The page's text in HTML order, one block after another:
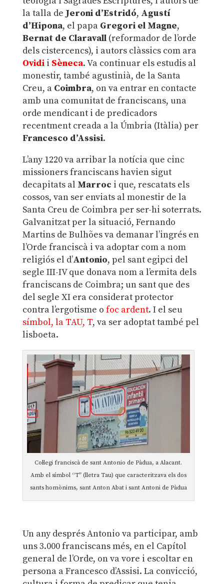
la talla de Jeroni d’Estridó, Agustí
d’Hipona, el papa Gregori el Magne,
Bernat de Claravall(reformador de l’orde
dels cistercencs), i autors clàssics com ara
Ovidii Sèneca. Va continuar els estudis al
monestir, també agustinià, de la Santa
Creu, a Coimbra, on va entrar en contacte
amb una comunitat de franciscans, una
orde mendicant i de predicadors
recentment creada a la Úmbria (Itàlia) per
Francesco d’Assisi.
L’any 1220 va arribar la notícia que cinc
missioners franciscans havien sigut
decapitats al Marroc i que, rescatats els
cossos, van ser enviats al monestir de la
Santa Creu de Coimbra per ser-hi soterrats.
Galvanitzat per la situació, Fernando
Martins de Bulhões va demanar l’ingrés en
l’Orde franciscà i va adoptar com a nom
religiós el d’Antonio, pel sant egipci del
segle III-IV que donava nom a l’ermita dels
franciscans de Coimbra; un sant que des
del segle XI era considerat protector
contra l’ergotisme o foc ardent. I el seu
símbol, la TAU, T, va ser adoptat també pel
lisboeta.
Col·legi franciscà de sant Antonio de Pàdua, a Alacant.
Amb el símbol “T” (lletra Tau) que caracteritzava els dos
sants homònims, sant Anton Abat i sant Antoni de Pàdua
Un any després Antonio va participar, amb
uns 3.000 franciscans més, en el Capítol
general de l’Orde, on va vore i escoltar en
persona a Francesco d’Assisi. La convicció,